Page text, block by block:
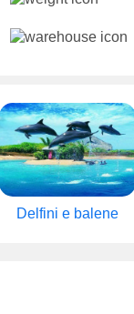
Delfini e balene